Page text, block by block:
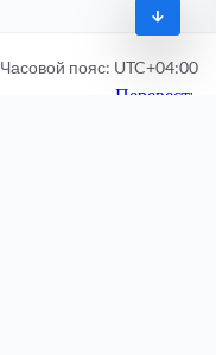
Часовой пояс: UTC+04:00